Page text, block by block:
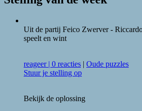
Uit de partij Feico Zwerver -
speelt en wint
reageer| 0 reacties | Oude puzzles
Stuur je stelling op
Bekijk de oplossing